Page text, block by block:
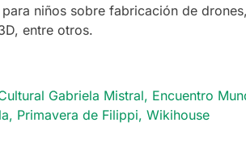
niños sobre fabricación de
entre otros.
Gabriela Mistral, Encuentro
, Primavera de Filippi, Wikihouse